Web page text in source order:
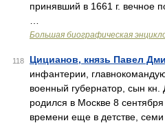
принявший в 1661 г. вечное
Большая биографическая
118 Цицианов, князь Павел
инфантерии,
военный губернатор, сын
родился в Москве 8
времени еще в детстве,